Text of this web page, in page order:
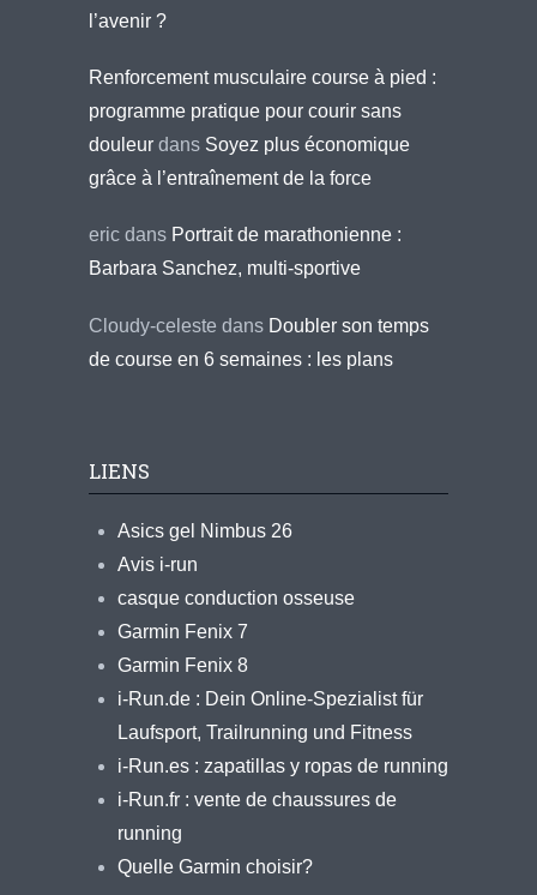
l’avenir ?
Renforcement musculaire course à pied :
programme pratique pour courir sans
douleur dans Soyez plus économique
grâce à l’entraînement de la force
eric dans Portrait de marathonienne :
Barbara Sanchez, multi-sportive
Cloudy-celeste dans Doubler son temps
de course en 6 semaines : les plans
LIENS
Asics gel Nimbus 26
Avis i-run
casque conduction osseuse
Garmin Fenix 7
Garmin Fenix 8
i-Run.de : Dein Online-Spezialist für
Laufsport, Trailrunning und Fitness
i-Run.es : zapatillas y ropas de running
i-Run.fr : vente de chaussures de
running
Quelle Garmin choisir?